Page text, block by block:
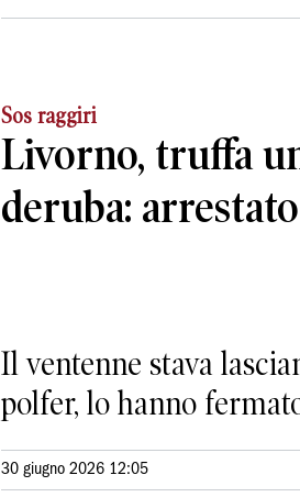
Sos raggiri
Livorno, truffa
deruba:
Il ventenne stava
polfer, lo hanno
30 giugno 2026 12:05